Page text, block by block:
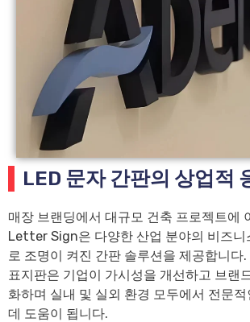
LED 문자 간판의 상업적
매장 브랜딩에서 대규모 건축 프로젝트에
Letter Sign은 다양한 산업 분야의 비즈니
로 조명이 켜진 간판 솔루션을 제공합니다
표지판은 기업이 가시성을 개선하고 브랜
화하며 실내 및 실외 환경 모두에서 전문
데 도움이 됩니다.